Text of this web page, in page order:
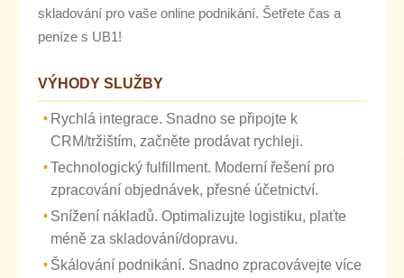
skladování pro vaše online podnikání. Šetřete čas a
peníze s UB1!
VÝHODY SLUŽBY
Rychlá integrace. Snadno se připojte k
CRM/tržištím, začněte prodávat rychleji.
Technologický fulfillment. Moderní řešení pro
zpracování objednávek, přesné účetnictví.
Snížení nákladů. Optimalizujte logistiku, plaťte
méně za skladování/dopravu.
Škálování podnikání. Snadno zpracovávejte více